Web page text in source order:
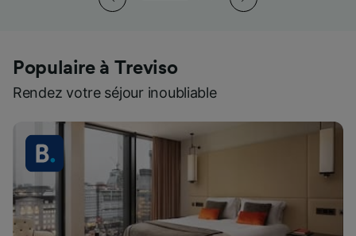
Populaire à Treviso
Rendez votre séjour inoubliable